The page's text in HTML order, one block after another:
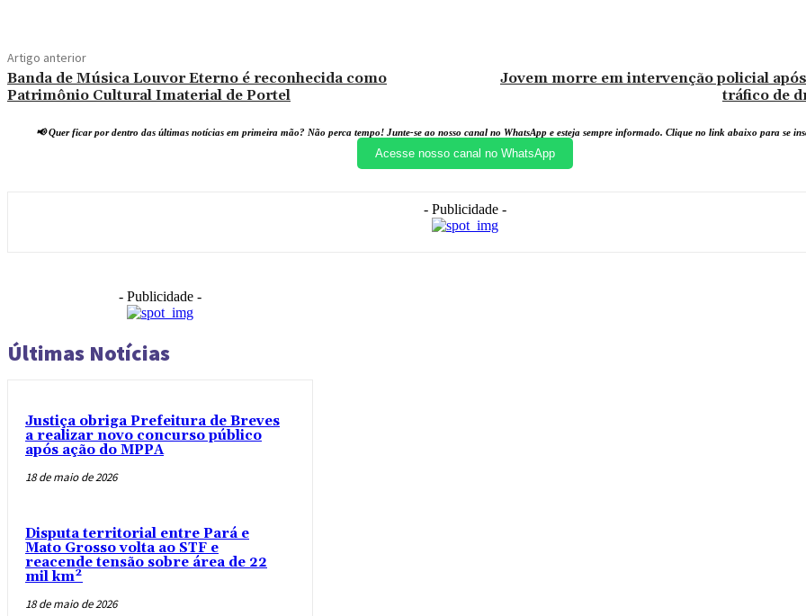
Artigo anterior
Banda de Música Louvor Eterno é reconhecida como
Patrimônio Cultural Imaterial de Portel
Jovem morre em intervenção policial
tráfico de
📢 Quer ficar por dentro das últimas notícias em primeira mão? Não perca tempo! Junte-se ao nosso canal no WhatsApp e esteja sempre informado. Clique no link abaixo para se
Acesse nosso canal no WhatsApp
- Publicidade -
- Publicidade -
Últimas Notícias
Justiça obriga Prefeitura de Breves
a realizar novo concurso público
após ação do MPPA
18 de maio de 2026
Disputa territorial entre Pará e
Mato Grosso volta ao STF e
reacende tensão sobre área de 22
mil km²
18 de maio de 2026